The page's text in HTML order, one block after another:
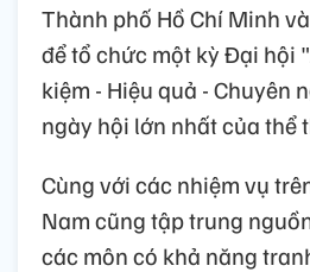
Thành phố Hồ Chí Minh
để tổ chức một kỳ Đại hội
kiệm - Hiệu quả - Chuyên
ngày hội lớn nhất của thể
Cùng với các nhiệm vụ
Nam cũng tập trung
các môn có khả năng